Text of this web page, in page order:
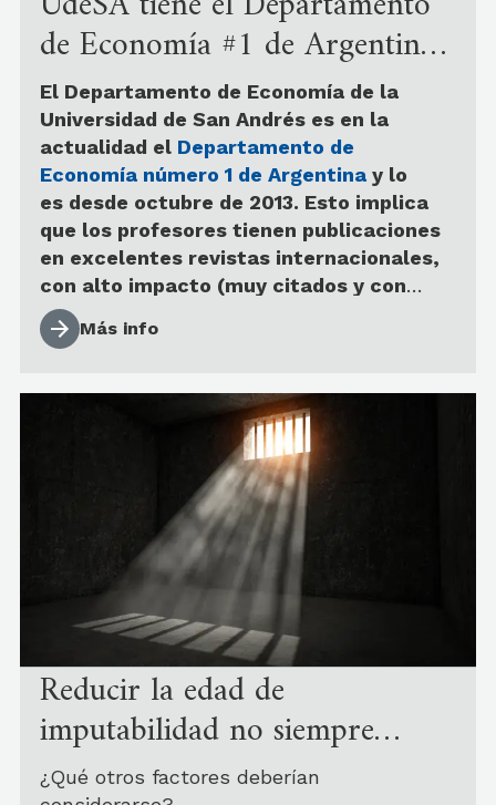
de Economía #1 de Argentina,
según REPEC
El Departamento de Economía de la
Universidad de San Andrés es en la
actualidad el Departamento de
Economía número 1 de Argentina y lo
es desde octubre de 2013. Esto implica
que los profesores tienen publicaciones
en excelentes revistas internacionales,
con alto impacto (muy citados y con
gran número visitas y descargas de sus
trabajos), generando conocimiento
Más info
Reducir la edad de
imputabilidad no siempre
disminuye el delito juvenil
¿Qué otros factores deberían